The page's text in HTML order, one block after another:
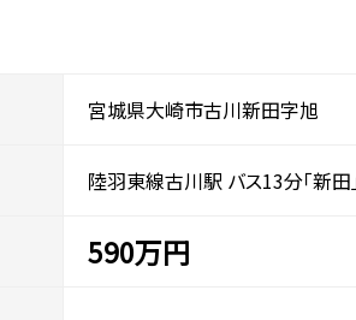
宮城県大崎市古川新田字旭
陸羽東線古川駅 バス13分「新田
590万円